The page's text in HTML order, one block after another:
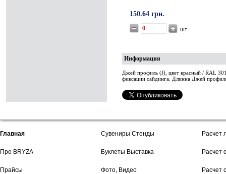
150.64 грн.
шт.
Информация
Джей профиль (J), цвет красный / RAL
фиксации сайдинга. Длинна Джей
Главная
Про BRYZA
Прайсы
Сувениры Стенды
Буклеты Выставка
Фото, Видео
Расчет
Расчет
Расчет